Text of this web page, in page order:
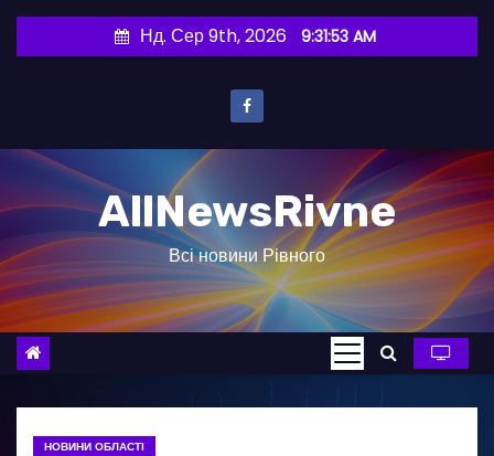
и
о
в
Нд. Сер 9th, 2026 9:31:54 AM
AllNewsRivne
Всі новини Рівного
НОВИНИ ОБЛАСТІ